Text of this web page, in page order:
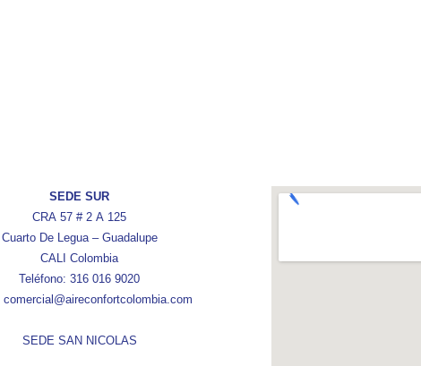
SEDE SUR
CRA 57 # 2 A 125
Cuarto De Legua – Guadalupe
CALI Colombia
Teléfono: 316 016 9020
comercial@aireconfortcolombia.com
SEDE SAN NICOLAS